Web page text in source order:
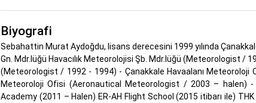
Biyografi
Sebahattin Murat Aydoğdu, lisans derecesini 1999 yılında
Gn. Mdr.lüğü Havacılık Meteorolojisi Şb. Mdr.lüğü (Meteorologist /
(Meteorologist / 1992 - 1994) - Çanakkale Havaalanı
Meteoroloji Ofisi (Aeronautical Meteorologist / 2003 – halen)
Academy (2011 – Halen) ER-AH Flight School (2015 itibarı ile)